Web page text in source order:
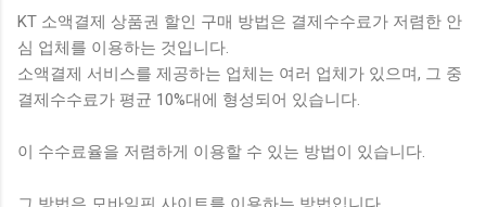
KT 소액결제 상품권 할인 구매 방법은 결제수수료가 저렴한 안
심 업체를 이용하는 것입니다.
소액결제 서비스를 제공하는 업체는 여러 업체가 있으며, 그 중
결제수수료가 평균 10%대에 형성되어 있습니다.
이 수수료율을 저렴하게 이용할 수 있는 방법이 있습니다.